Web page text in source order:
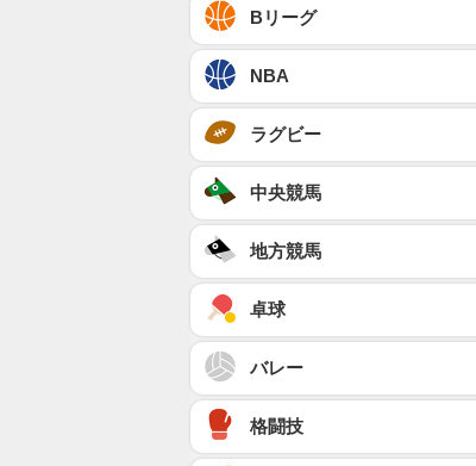
Bリーグ
NBA
ラグビー
中央競馬
地方競馬
卓球
バレー
格闘技